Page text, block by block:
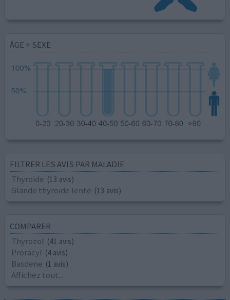
ÂGE + SEXE
FILTRER LES AVIS PAR MALADIE
Thyroïde (13 avis)
Glande thyroïde lente (13 avis)
COMPARER
Thyrozol (41 avis)
Proracyl (4 avis)
Basdene (1 avis)
Affichez tout...